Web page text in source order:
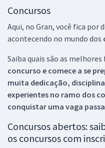
Concursos
Aqui, no Gran, você fica por
acontecendo no mundo dos
Saiba quais são as melhores
concurso e comece a se
muita dedicação,
experientes no ramo dos
conquistar uma vaga
Concursos abertos:
os concursos com